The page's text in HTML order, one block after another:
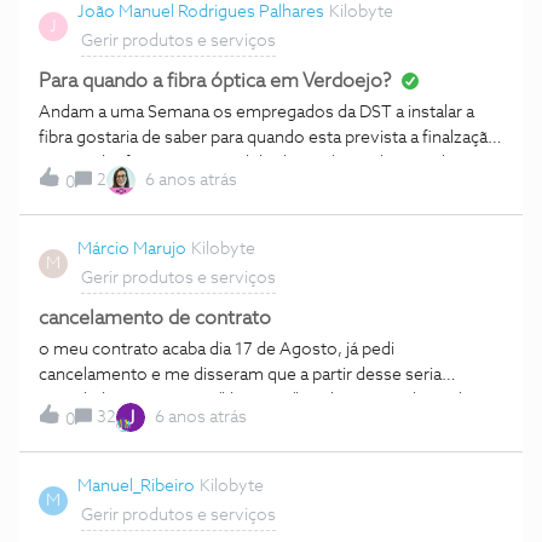
J
João Manuel Rodrigues Palhares Kilobyte
Gerir produtos e serviços
Para quando a fibra óptica em Verdoejo?
Andam a uma Semana os empregados da DST a instalar a
fibra gostaria de saber para quando esta prevista a finalzação
para poder fazer o meu pedido de mudança de tecnologia.
0
2 6 anos atrás
M
Márcio Marujo Kilobyte
Gerir produtos e serviços
cancelamento de contrato
o meu contrato acaba dia 17 de Agosto, já pedi
cancelamento e me disseram que a partir desse seria
cancelado, mas apenas "disseram" ainda não recebi nenhuma
prova de que efectivamente será cancelado, receberei
alguma?
0 32 6 anos atrás
M
Manuel_Ribeiro Kilobyte
Gerir produtos e serviços